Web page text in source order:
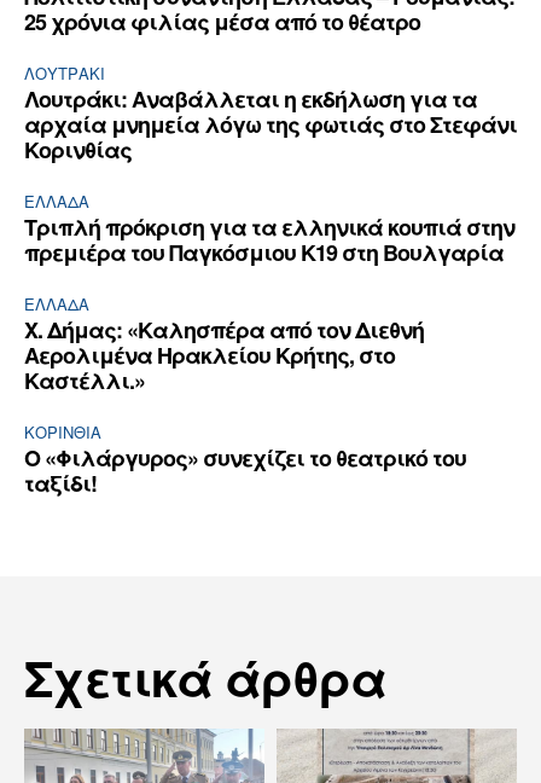
25 χρόνια φιλίας μέσα από το θέατρο
ΛΟΥΤΡΆΚΙ
Λουτράκι: Αναβάλλεται η εκδήλωση για τα
αρχαία μνημεία λόγω της φωτιάς στο Στεφάνι
Κορινθίας
ΕΛΛΆΔΑ
Τριπλή πρόκριση για τα ελληνικά κουπιά στην
πρεμιέρα του Παγκόσμιου Κ19 στη Βουλγαρία
ΕΛΛΆΔΑ
Χ. Δήμας: «Καλησπέρα από τον Διεθνή
Αερολιμένα Ηρακλείου Κρήτης, στο
Καστέλλι.»
ΚΟΡΙΝΘΊΑ
Ο «Φιλάργυρος» συνεχίζει το θεατρικό του
ταξίδι!
Σχετικά άρθρα